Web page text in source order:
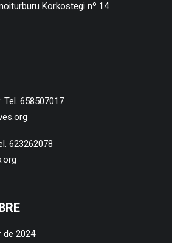
Korkostegi nº 14
Tel. 658507017
623262078
de 2024